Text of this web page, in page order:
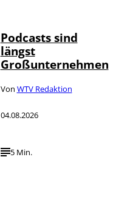
Podcasts sind
längst
Großunternehmen
Von WTV Redaktion
04.08.2026
5 Min.